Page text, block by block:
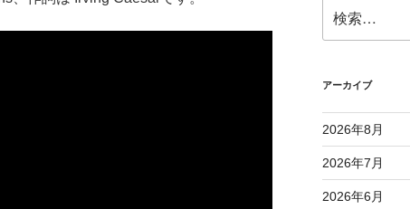
索:
アーカイブ
2026年8月
2026年7月
2026年6月